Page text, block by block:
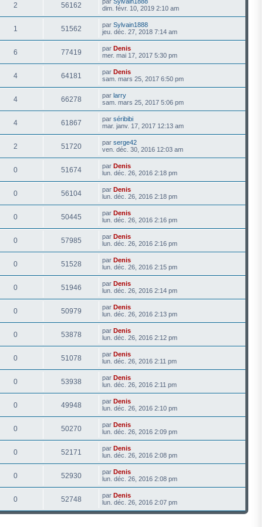
2 56162
dim. févr. 10, 2019 2:10 am
1 51562 par Sylvain1888
jeu. déc. 27, 2018 7:14 am
6 77419 par Denis
mer. mai 17, 2017 5:30 pm
4 64181 par Denis
sam. mars 25, 2017 6:50 pm
4 66278 par larry
sam. mars 25, 2017 5:06 pm
4 61867 par séribibi
mar. janv. 17, 2017 12:13 am
2 51720 par serge42
ven. déc. 30, 2016 12:03 am
0 51674 par Denis
lun. déc. 26, 2016 2:18 pm
0 56104 par Denis
lun. déc. 26, 2016 2:18 pm
0 50445 par Denis
lun. déc. 26, 2016 2:16 pm
0 57985 par Denis
lun. déc. 26, 2016 2:16 pm
0 51528 par Denis
lun. déc. 26, 2016 2:15 pm
0 51946 par Denis
lun. déc. 26, 2016 2:14 pm
0 50979 par Denis
lun. déc. 26, 2016 2:13 pm
0 53878 par Denis
lun. déc. 26, 2016 2:12 pm
0 51078 par Denis
lun. déc. 26, 2016 2:11 pm
0 53938 par Denis
lun. déc. 26, 2016 2:11 pm
0 49948 par Denis
lun. déc. 26, 2016 2:10 pm
0 50270 par Denis
lun. déc. 26, 2016 2:09 pm
0 52171 par Denis
lun. déc. 26, 2016 2:08 pm
0 52930 par Denis
lun. déc. 26, 2016 2:08 pm
0 52748 par Denis
lun. déc. 26, 2016 2:07 pm